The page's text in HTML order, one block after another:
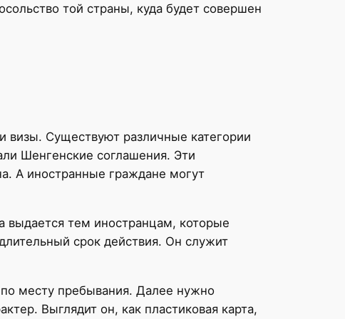
той страны, куда будет совершен
визы. Существуют различные категории
Шенгенские соглашения. Эти
А иностранные граждане могут
выдается тем иностранцам, которые
срок действия. Он служит
месту пребывания. Далее нужно
Выглядит он, как пластиковая карта,